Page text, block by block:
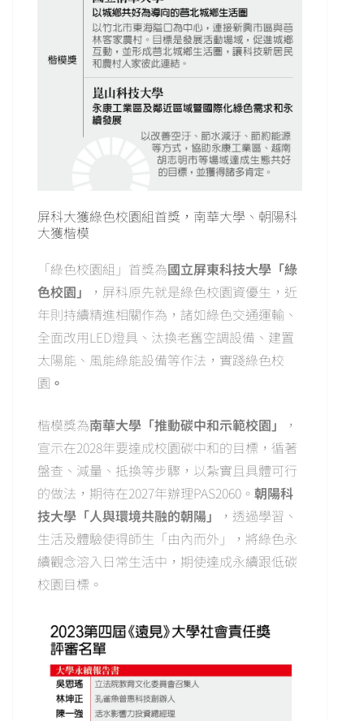
屏科大獲綠色校園組首獎，南華大學、朝陽科
大獲楷模
「綠色校園組」首獎為國立屏東科技大學「綠
色校園」
，屏科原先就是綠色校園資優生，近
年則持續精進相關作為，諸如綠色交通運輸、
全面改用LED燈具、汰換老舊空調設備、建置
太陽能、風能綠能設備等作法，實踐綠色校
園 。
楷模獎為南華大學「推動碳中和示範校園」
，
宣示在2028年要達成校園碳中和的目標，循著
盤查、減量、抵換等步驟，以紮實且具體可行
的做法，期待在2027年辦理PAS2060。 朝陽科
技大學「人與環境共融的朝陽」
，透過學習、
生活及體驗使得師生「由內而外」，將綠色永
續觀念溶入日常生活中，期使達成永續跟低碳
校園目標。